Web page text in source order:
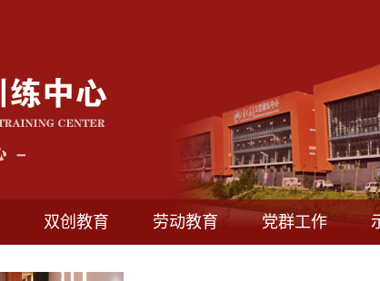
双创教育 劳动教育 党群工作